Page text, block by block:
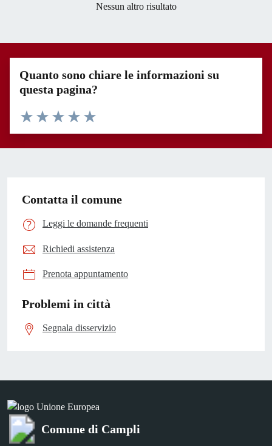
Nessun altro risultato
Quanto sono chiare le informazioni su
questa pagina?
Contatta il comune
Leggi le domande frequenti
Richiedi assistenza
Prenota appuntamento
Problemi in città
Segnala disservizio
Comune di Campli